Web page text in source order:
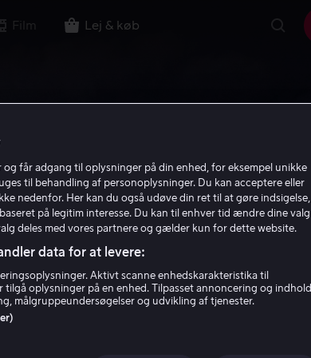
Film Lej & køb
og får adgang til oplysninger på din enhed, for eksempel unikke
til behandling af personoplysninger. Du kan acceptere eller
nedenfor. Her kan du også udøve din ret til at gøre indsigelse,
på legitim interesse. Du kan til enhver tid ændre dine valg
deles med vores partnere og gælder kun for dette website.
data for at levere:
Aktivt scanne enhedskarakteristika til
oplysninger på en enhed. Tilpasset annoncering og indhold,
målgruppeundersøgelser og udvikling af tjenester.